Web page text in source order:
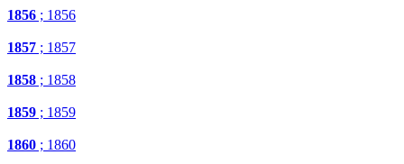
1856 ; 1856
1857 ; 1857
1858 ; 1858
1859 ; 1859
1860 ; 1860